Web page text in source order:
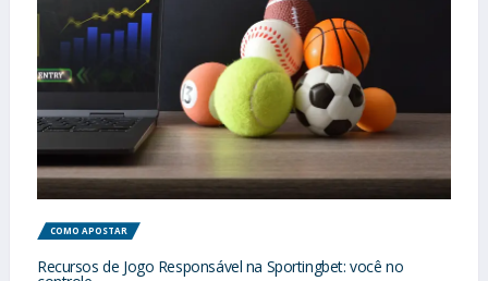
COMO APOSTAR
Recursos de Jogo Responsável na Sportingbet: você no